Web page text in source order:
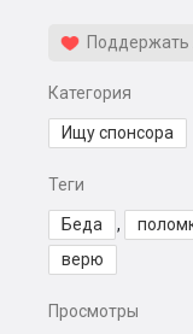
Поддержать
Категория
Ищу спонсора
Теги
Беда ,
верю
Просмотры